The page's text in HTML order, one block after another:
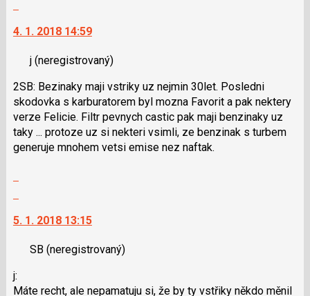
nový
další
názor.
navigaci
lze
použít
i
klávesy
P
pro
předchozí
názor
4. 1. 2018 14:59
j (neregistrovaný)
2SB: Bezinaky maji vstriky uz nejmin 30let. Posledni
skodovka s karburatorem byl mozna Favorit a pak nektery
verze Felicie. Filtr pevnych castic pak maji benzinaky uz
taky ... protoze uz si nekteri vsimli, ze benzinak s turbem
generuje mnohem vetsi emise nez naftak.
další
názor.
5. 1. 2018 13:15
SB (neregistrovaný)
j:
Máte recht, ale nepamatuju si, že by ty vstřiky někdo měnil